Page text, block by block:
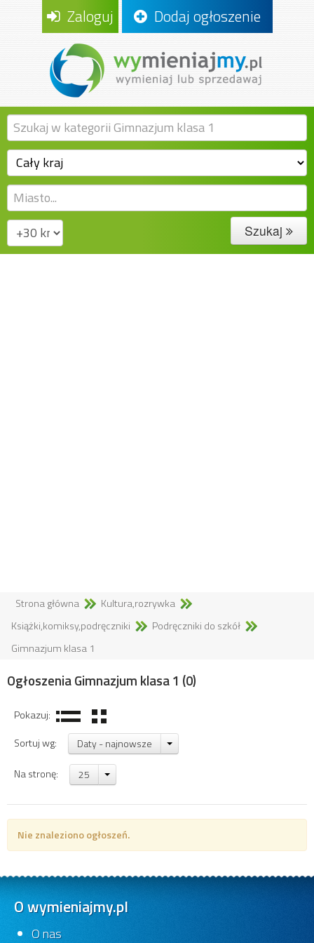
Zaloguj Dodaj ogłoszenie
Szukaj
Strona główna
Kultura,rozrywka
Książki,komiksy,podręczniki
Podręczniki do szkół
Gimnazjum klasa 1
Ogłoszenia Gimnazjum klasa 1 (0)
Pokazuj:
Sortuj wg:
Daty - najnowsze
Na stronę: 25
Nie znaleziono ogłoszeń.
O wymieniajmy.pl
O nas